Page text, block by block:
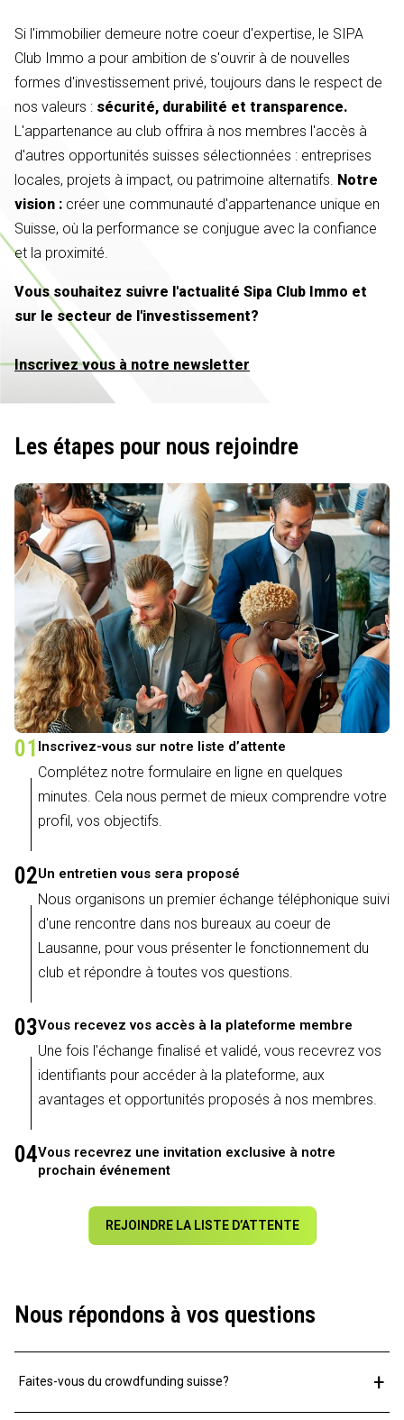
Si l'immobilier demeure notre coeur d'expertise, le SIPA
Club Immo a pour ambition de s'ouvrir à de nouvelles
formes d'investissement privé, toujours dans le respect de
nos valeurs : sécurité, durabilité et transparence.
L'appartenance au club offrira à nos membres l'accès à
d'autres opportunités suisses sélectionnées : entreprises
locales, projets à impact, ou patrimoine alternatifs. Notre
vision : créer une communauté d'appartenance unique en
Suisse, où la performance se conjugue avec la confiance
et la proximité.
Vous souhaitez suivre l'actualité Sipa Club Immo et
sur le secteur de l'investissement?
Inscrivez vous à notre newsletter
Les étapes pour nous rejoindre
01 Inscrivez-vous sur notre liste d’attente
Complétez notre formulaire en ligne en quelques
minutes. Cela nous permet de mieux comprendre votre
profil, vos objectifs.
02Un entretien vous sera proposé
Nous organisons un premier échange téléphonique suivi
d'une rencontre dans nos bureaux au coeur de
Lausanne, pour vous présenter le fonctionnement du
club et répondre à toutes vos questions.
03Vous recevez vos accès à la plateforme membre
Une fois l'échange finalisé et validé, vous recevrez vos
identifiants pour accéder à la plateforme, aux
avantages et opportunités proposés à nos membres.
04Vous recevrez une invitation exclusive à notre
prochain événement
REJOINDRE LA LISTE D’ATTENTE
Nous répondons à vos questions
Faites-vous du crowdfunding suisse? +